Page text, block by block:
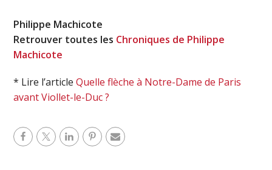
Philippe Machicote
Retrouver toutes les Chroniques de Philippe
Machicote
* Lire l’articleQuelle flèche à Notre-Dame de Paris
avant Viollet-le-Duc ?